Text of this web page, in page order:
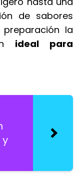
de sabores
la
ideal para